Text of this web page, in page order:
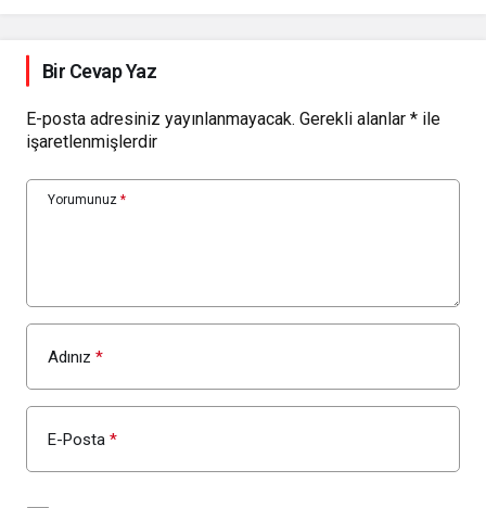
Bir Cevap Yaz
E-posta adresiniz yayınlanmayacak. Gerekli alanlar * ile
işaretlenmişlerdir
Yorumunuz *
Adınız *
E-Posta *